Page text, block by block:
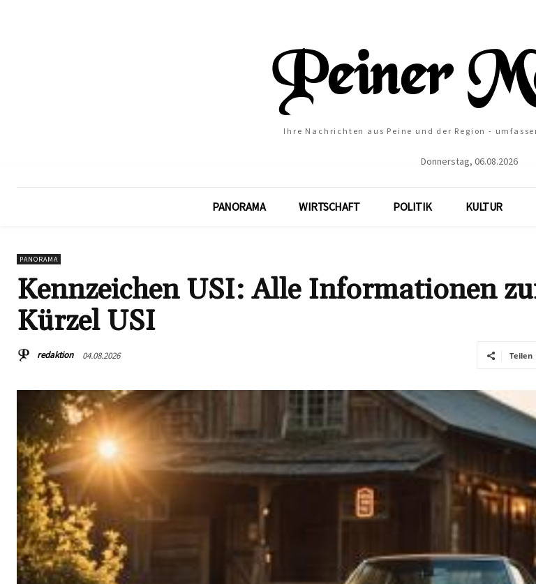
Ihre Nachrichten aus Peine und der Region -
Donnerstag, 06.08.2026
PANORAMA WIRTSCHAFT POLITIK KULTUR
PANORAMA
Kennzeichen USI: Alle Informationen
Kürzel USI
redaktion 04.08.2026 Teilen